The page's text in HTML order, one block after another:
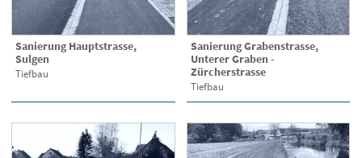
Sanierung Hauptstrasse,
Sulgen
Tiefbau
Sanierung Grabenstrasse,
Unterer Graben -
Zürcherstrasse
Tiefbau